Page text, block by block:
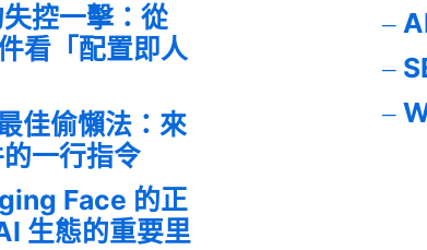
控一擊：從
看「配置即人
佳偷懶法：來
一行指令
Face 的正
生態的重要里